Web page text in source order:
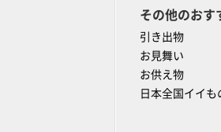
その他のおす
引き出物
お見舞い
お供え物
日本全国イイも